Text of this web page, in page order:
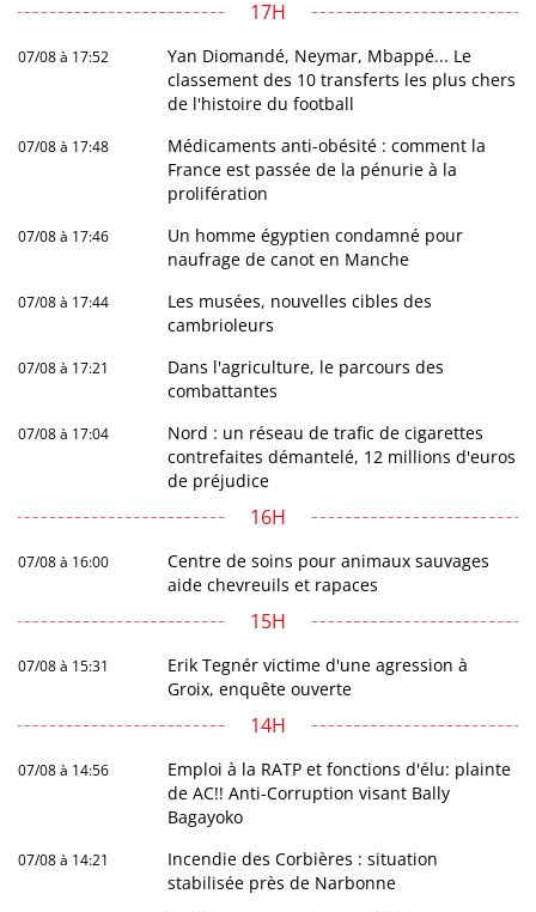
17H
07/08 à 17:52
Yan Diomandé, Neymar, Mbappé... Le
classement des 10 transferts les plus chers
de l'histoire du football
07/08 à 17:48
Médicaments anti-obésité : comment la
France est passée de la pénurie à la
prolifération
07/08 à 17:46
Un homme égyptien condamné pour
naufrage de canot en Manche
07/08 à 17:44
Les musées, nouvelles cibles des
cambrioleurs
07/08 à 17:21
Dans l'agriculture, le parcours des
combattantes
07/08 à 17:04
Nord : un réseau de trafic de cigarettes
contrefaites démantelé, 12 millions d'euros
de préjudice
16H
07/08 à 16:00
Centre de soins pour animaux sauvages
aide chevreuils et rapaces
15H
07/08 à 15:31
Erik Tegnér victime d'une agression à
Groix, enquête ouverte
14H
07/08 à 14:56
Emploi à la RATP et fonctions d'élu: plainte
de AC!! Anti-Corruption visant Bally
Bagayoko
07/08 à 14:21
Incendie des Corbières : situation
stabilisée près de Narbonne